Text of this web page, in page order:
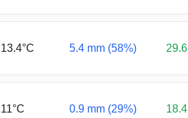
13.4°C 5.4 mm (58%)
11°C 0.9 mm (29%)